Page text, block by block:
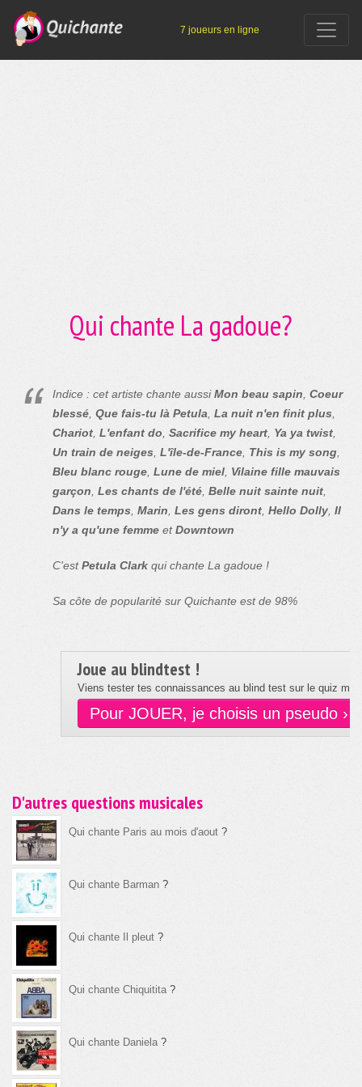
7 joueurs en ligne
Qui chante La gadoue?
Indice : cet artiste chante aussiMon beau sapin Coeur
blessé Que fais-tu là Petula La nuit n'en finit plus
Chariot L'enfant do Sacrifice my heart Ya ya twist
Un train de neiges L'île-de-France This is my song
Bleu blanc rouge Lune de miel Vilaine fille mauvais
garçon Les chants de l'été Belle nuit sainte nuit
Dans le temps Marin Les gens diront Hello Dolly Il
n'y a qu'une femme etDowntown
C'estPetula Clark qui chante La gadoue !
Sa côte de popularité sur Quichante est de 98%
Joue au blindtest !
Viens tester tes connaissances au blind test sur le quiz
Pour JOUER, je choisis un pseudo ›
D'autres questions musicales
Qui chante Paris au mois d'aout ?
Qui chante Barman ?
Qui chante Il pleut ?
Qui chante Chiquitita?
Qui chante Daniela ?